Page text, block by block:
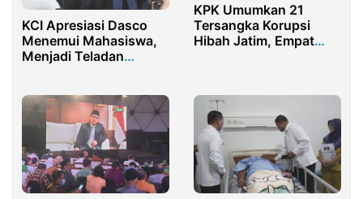
KCI Apresiasi Dasco
Menemui Mahasiswa,
Menjadi Teladan
KPK Umumkan 21
Tersangka Korupsi
Hibah Jatim, Empat